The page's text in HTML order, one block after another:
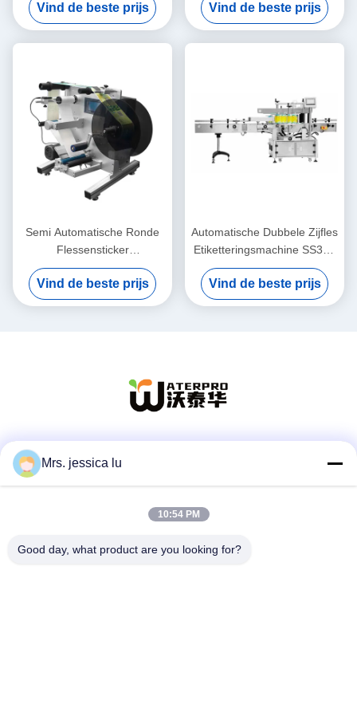
Gallonfles
Vind de beste prijs
25m/Min Speed
Vind de beste prijs
Semi Automatische Ronde
Flessensticker
Etiketteringsmachine met
Touch screen
Vind de beste prijs
Automatische Dubbele Zijfles
Etiketteringsmachine SS304
Materiële Multi Dimensionale
Regelbaar
Vind de beste prijs
Mrs. jessica lu
10:54 PM
Good day, what product are you looking for?